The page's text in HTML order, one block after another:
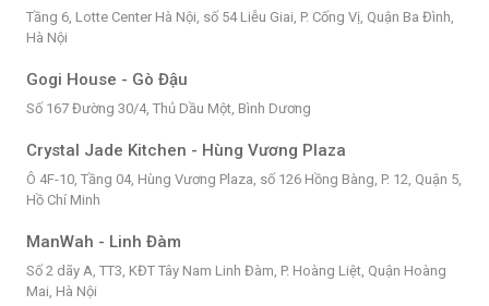
Tầng 6, Lotte Center Hà Nội, số 54 Liễu Giai, P. Cống Vị, Quận Ba Đình,
Hà Nội
Gogi House - Gò Đậu
Số 167 Đường 30/4, Thủ Dầu Một, Bình Dương
Crystal Jade Kitchen - Hùng Vương Plaza
Ô 4F-10, Tầng 04, Hùng Vương Plaza, số 126 Hồng Bàng, P. 12, Quận 5,
Hồ Chí Minh
ManWah - Linh Đàm
Số 2 dãy A, TT3, KĐT Tây Nam Linh Đàm, P. Hoàng Liệt, Quận Hoàng
Mai, Hà Nội